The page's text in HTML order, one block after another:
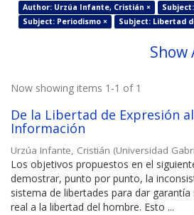
Author: Urzúa Infante, Cristián ×
Subject: Periodismo ×
Subject: Libertad
Show
Now showing items 1-1 of 1
De la Libertad de Expresión
Información
Urzúa Infante, Cristián (Universidad
Los objetivos propuestos en el
demostrar, punto por punto, la
sistema de libertades para dar
real a la libertad del hombre. Esto ...